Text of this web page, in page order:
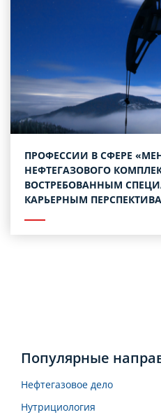
ПРОФЕССИИ В СФЕРЕ
НЕФТЕГАЗОВОГО
ВОСТРЕБОВАННЫМ
КАРЬЕРНЫМ
Популярные
Нефтегазовое дело
Нутрициология